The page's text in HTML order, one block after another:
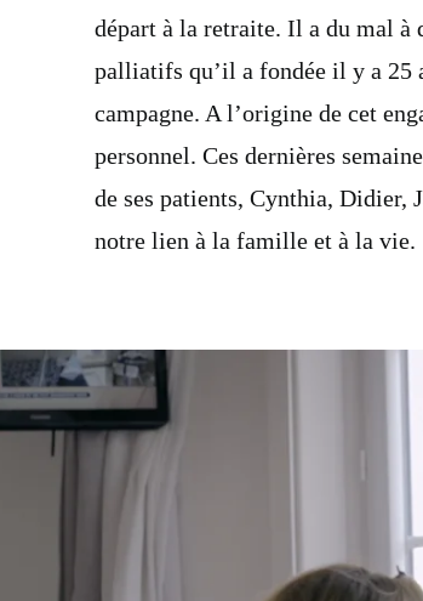
départ à la retraite. Il a du mal à
palliatifs qu’il a fondée il y a 25
campagne. A l’origine de cet
personnel. Ces dernières
de ses patients, Cynthia, Didier,
notre lien à la famille et à la vie.